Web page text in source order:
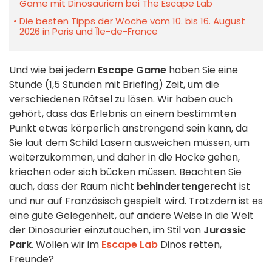
Game mit Dinosauriern bei The Escape Lab
Die besten Tipps der Woche vom 10. bis 16. August
2026 in Paris und Île-de-France
Und wie bei jedem Escape Game haben Sie eine
Stunde (1,5 Stunden mit Briefing) Zeit, um die
verschiedenen Rätsel zu lösen. Wir haben auch
gehört, dass das Erlebnis an einem bestimmten
Punkt etwas körperlich anstrengend sein kann, da
Sie laut dem Schild Lasern ausweichen müssen, um
weiterzukommen, und daher in die Hocke gehen,
kriechen oder sich bücken müssen. Beachten Sie
auch, dass der Raum nicht behindertengerecht ist
und nur auf Französisch gespielt wird. Trotzdem ist es
eine gute Gelegenheit, auf andere Weise in die Welt
der Dinosaurier einzutauchen, im Stil von Jurassic
Park. Wollen wir im Escape Lab Dinos retten,
Freunde?